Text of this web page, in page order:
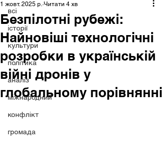
всі
історії
культури
політика
аналіз
міжнародний
конфлікт
громада
Безпілотні рубежі:
Найновіші технологічні
розробки в українській
війні дронів у
глобальному порівнянні
1 жовт. 2025 р. Читати 4 хв